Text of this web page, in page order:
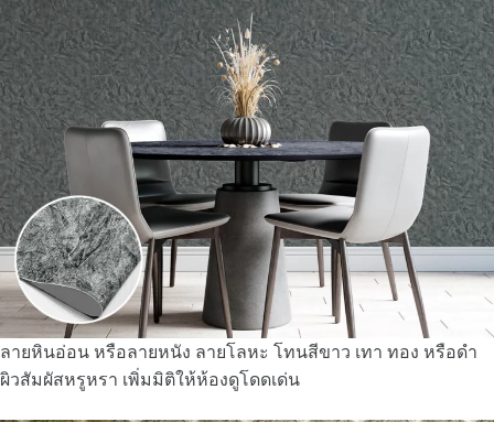
ลายหินอ่อน หรือลายหนัง ลายโลหะ โทนสีขาว เทา ทอง หรือดำ
ผิวสัมผัสหรูหรา เพิ่มมิติให้ห้องดูโดดเด่น